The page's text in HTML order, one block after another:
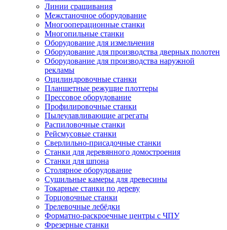
Линии сращивания
Межстаночное оборудование
Многооперационные станки
Многопильные станки
Оборудование для измельчения
Оборудование для производства дверных полотен
Оборудование для производства наружной
рекламы
Оцилиндровочные станки
Планшетные режущие плоттеры
Прессовое оборудование
Профилировочные станки
Пылеулавливающие агрегаты
Распиловочные станки
Рейсмусовые станки
Сверлильно-присадочные станки
Станки для деревянного домостроения
Станки для шпона
Столярное оборудование
Сушильные камеры для древесины
Токарные станки по дереву
Торцовочные станки
Трелевочные лебёдки
Форматно-раскроечные центры с ЧПУ
Фрезерные станки